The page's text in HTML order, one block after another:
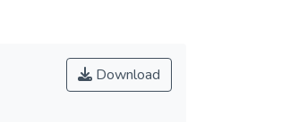
Download